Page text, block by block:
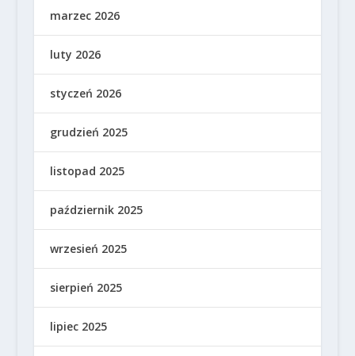
marzec 2026
luty 2026
styczeń 2026
grudzień 2025
listopad 2025
październik 2025
wrzesień 2025
sierpień 2025
lipiec 2025